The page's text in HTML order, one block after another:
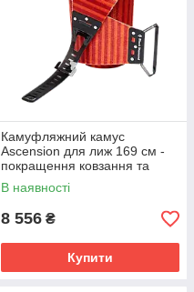
Камуфляжний камус
Ascension для лиж 169 см -
покращення ковзання та
контролю
В наявності
8 556 ₴
Купити